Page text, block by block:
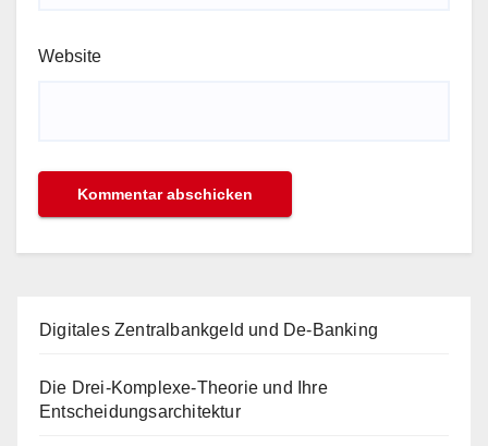
Website
Digitales Zentralbankgeld und De-Banking
Die Drei-Komplexe-Theorie und Ihre
Entscheidungsarchitektur